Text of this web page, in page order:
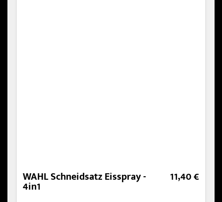
WAHL Schneidsatz Eisspray -
4in1
11,40 €